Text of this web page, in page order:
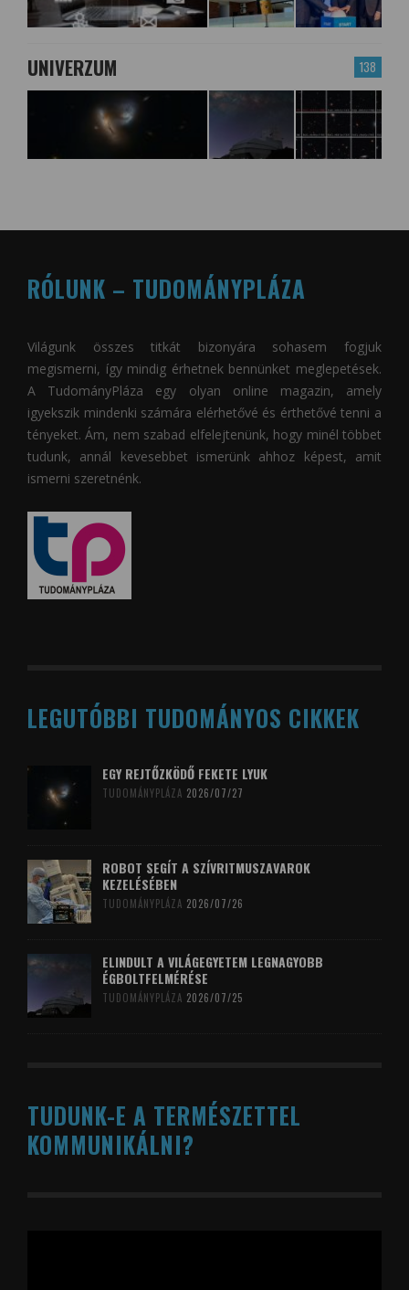
138
UNIVERZUM
RÓLUNK – TUDOMÁNYPLÁZA
Világunk összes titkát bizonyára sohasem fogjuk
megismerni, így mindig érhetnek bennünket meglepetések.
A TudományPláza egy olyan online magazin, amely
igyekszik mindenki számára elérhetővé és érthetővé tenni a
tényeket. Ám, nem szabad elfelejtenünk, hogy minél többet
tudunk, annál kevesebbet ismerünk ahhoz képest, amit
ismerni szeretnénk.
LEGUTÓBBI TUDOMÁNYOS CIKKEK
EGY REJTŐZKÖDŐ FEKETE LYUK
TUDOMÁNYPLÁZA 2026/07/27
ROBOT SEGÍT A SZÍVRITMUSZAVAROK
KEZELÉSÉBEN
TUDOMÁNYPLÁZA 2026/07/26
ELINDULT A VILÁGEGYETEM LEGNAGYOBB
ÉGBOLTFELMÉRÉSE
TUDOMÁNYPLÁZA 2026/07/25
TUDUNK-E A TERMÉSZETTEL
KOMMUNIKÁLNI?